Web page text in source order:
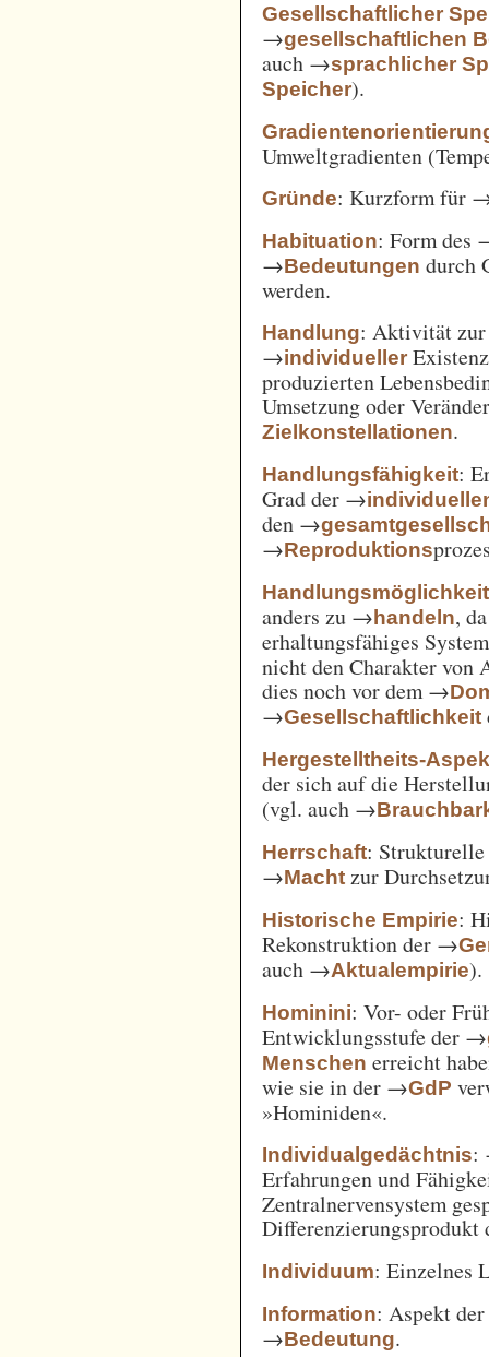
Gesellschaftlicher
→gesellschaftlichen
auch →sprachlicher
Speicher).
Umweltgradienten
Gründe: Kurzform für
Habituation: Form des
→Bedeutungen durch
werden.
Handlung: Aktivität zur
→individueller
produzierten
Umsetzung oder
Zielkonstellationen.
Handlungsfähigkeit:
Grad der →
den →
→Reproduktions
Handlungsmöglichkeit
anders zu →handeln,
erhaltungsfähiges
nicht den Charakter von
dies noch vor dem →
→Gesellschaftlichkeit
Hergestelltheits-
der sich auf die
(vgl. auch →
Herrschaft: Strukturelle
→Macht zur
Historische Empirie:
Rekonstruktion der →
auch →Aktualempirie).
Hominini: Vor- oder
Entwicklungsstufe der →
Menschen erreicht
wie sie in der →GdP
»Hominiden«.
Individualgedächtnis:
Erfahrungen und
Zentralnervensystem
Individuum: Einzelnes
Information: Aspekt
→Bedeutung.